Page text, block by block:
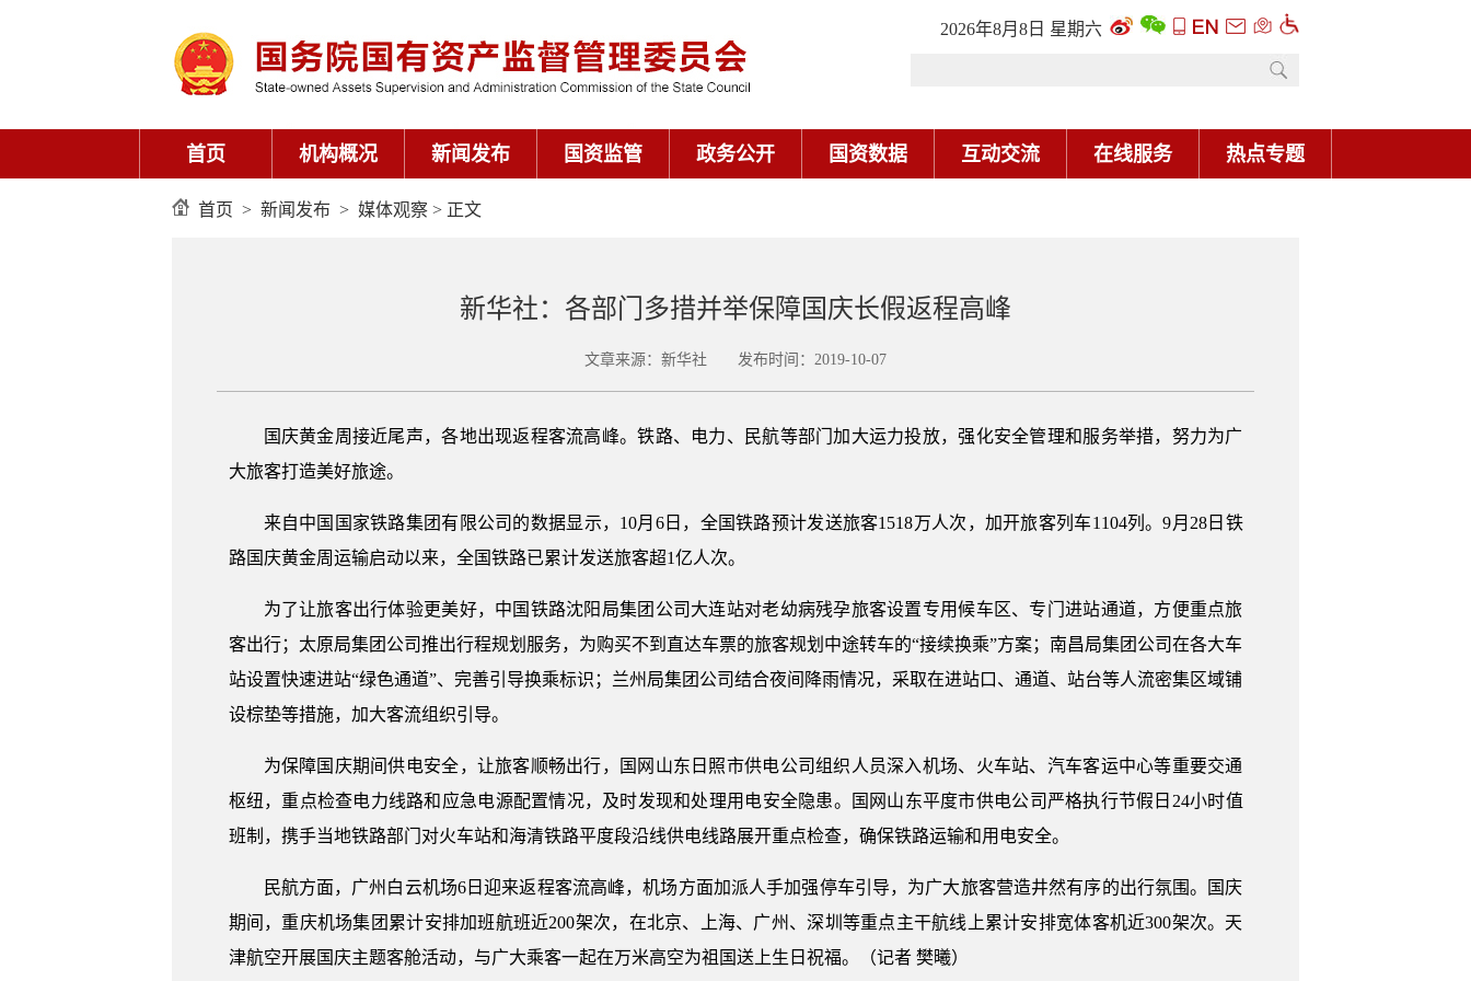
2026年8月8日 星期六
首页 机构概况 新闻发布 国资监管 政务公开 国资数据 互动交流 在线服务 热点专题
首页 > 新闻发布 > 媒体观察 > 正文
新华社：各部门多措并举保障国庆长假返程高峰
文章来源：新华社 发布时间：2019-10-07
国庆黄金周接近尾声，各地出现返程客流高峰。铁路、电力、民航等部门加大运力投放，强化安全管理和服务举措，努力为广
大旅客打造美好旅途。
来自中国国家铁路集团有限公司的数据显示，10月6日，全国铁路预计发送旅客1518万人次，加开旅客列车1104列。9月28日铁
路国庆黄金周运输启动以来，全国铁路已累计发送旅客超1亿人次。
为了让旅客出行体验更美好，中国铁路沈阳局集团公司大连站对老幼病残孕旅客设置专用候车区、专门进站通道，方便重点旅
客出行；太原局集团公司推出行程规划服务，为购买不到直达车票的旅客规划中途转车的“接续换乘”方案；南昌局集团公司在各大车
站设置快速进站“绿色通道”、完善引导换乘标识；兰州局集团公司结合夜间降雨情况，采取在进站口、通道、站台等人流密集区域铺
设棕垫等措施，加大客流组织引导。
为保障国庆期间供电安全，让旅客顺畅出行，国网山东日照市供电公司组织人员深入机场、火车站、汽车客运中心等重要交通
枢纽，重点检查电力线路和应急电源配置情况，及时发现和处理用电安全隐患。国网山东平度市供电公司严格执行节假日24小时值
班制，携手当地铁路部门对火车站和海清铁路平度段沿线供电线路展开重点检查，确保铁路运输和用电安全。
民航方面，广州白云机场6日迎来返程客流高峰，机场方面加派人手加强停车引导，为广大旅客营造井然有序的出行氛围。国庆
期间，重庆机场集团累计安排加班航班近200架次，在北京、上海、广州、深圳等重点主干航线上累计安排宽体客机近300架次。天
津航空开展国庆主题客舱活动，与广大乘客一起在万米高空为祖国送上生日祝福。（记者 樊曦）